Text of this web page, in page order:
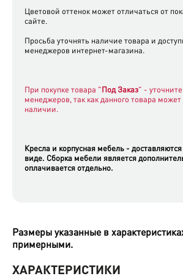
Цветовой оттенок может отличаться от
сайте.
Просьба уточнять наличие товара и
менеджеров интернет-магазина.
При покупке товара " Под Заказ" -
менеджеров, так как данного товара может
наличии.
Кресла и корпусная мебель - доставляются
виде. Сборка мебели является
оплачивается отдельно.
Размеры указанные в
примерными.
ХАРАКТЕРИСТИКИ